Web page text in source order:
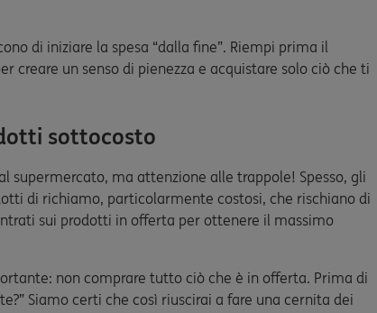
di iniziare la spesa “dalla fine”. Riempi prima il
creare un senso di pienezza e acquistare solo ciò che ti
sottocosto
supermercato, ma attenzione alle trappole! Spesso, gli
di richiamo, particolarmente costosi, che rischiano di
sui prodotti in offerta per ottenere il massimo
non comprare tutto ciò che è in offerta. Prima di
Siamo certi che così riuscirai a fare una cernita dei